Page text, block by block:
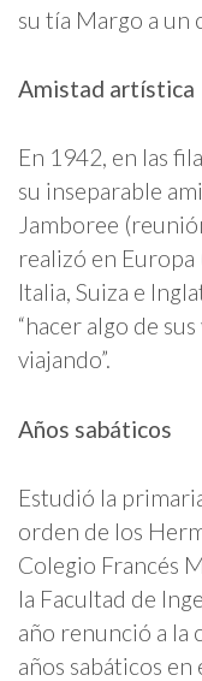
su tía Margo a un
Amistad artística
En 1942, en las
su inseparable
Jamboree
realizó en
Italia, Suiza e
“hacer algo de
viajando”.
Años sabáticos
Estudió la
orden de los
Colegio Francés
la Facultad de
año renunció a la
años sabáticos